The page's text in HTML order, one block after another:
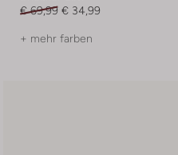
€ 69,99 € 34,99
+ mehr farben